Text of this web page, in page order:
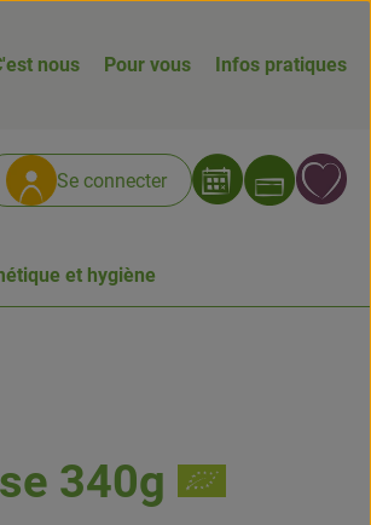
nous Pour vous Infos pratiques
Se connecter
et hygiène
340g